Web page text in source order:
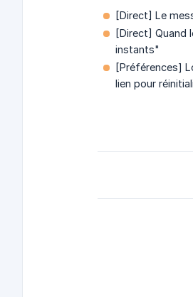
[Direct] Le
[Direct] Quand
instants"
[Préférences]
lien pour